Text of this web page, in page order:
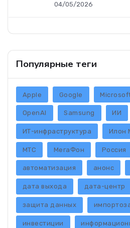
04/05/2026
Популярные теги
Apple Google
OpenAI Samsung ИИ
ИТ-инфраструктура Илон
МТС МегаФон Россия
автоматизация анонс
дата выхода дата-центр
защита данных
инвестиции